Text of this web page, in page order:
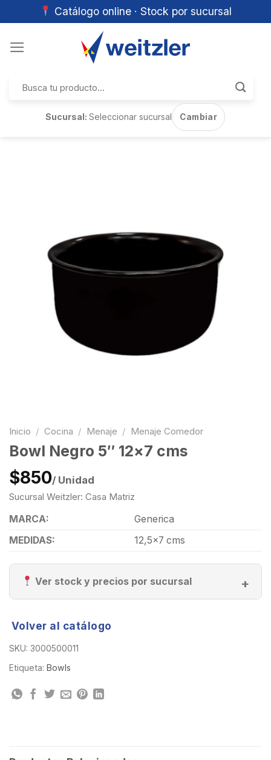
Catálogo online · Stock por sucursal
por:
Sucursal:Seleccionar sucursal Cambiar
Inicio / Cocina / Menaje / Menaje Comedor
Bowl Negro 5″ 12×7 cms
$850/ Unidad
Sucursal Weitzler: Casa Matriz
MARCA:
Generica
MEDIDAS:
12,5×7 cms
Ver stock y precios por sucursal
Volver al catálogo
SKU: 3000500011
Etiqueta: Bowls